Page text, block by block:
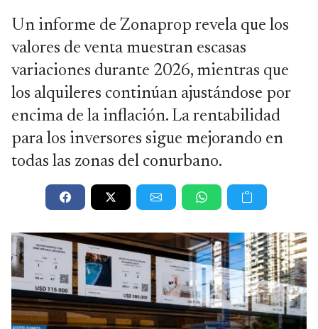
Un informe de Zonaprop revela que los
valores de venta muestran escasas
variaciones durante 2026, mientras que
los alquileres continúan ajustándose por
encima de la inflación. La rentabilidad
para los inversores sigue mejorando en
todas las zonas del conurbano.